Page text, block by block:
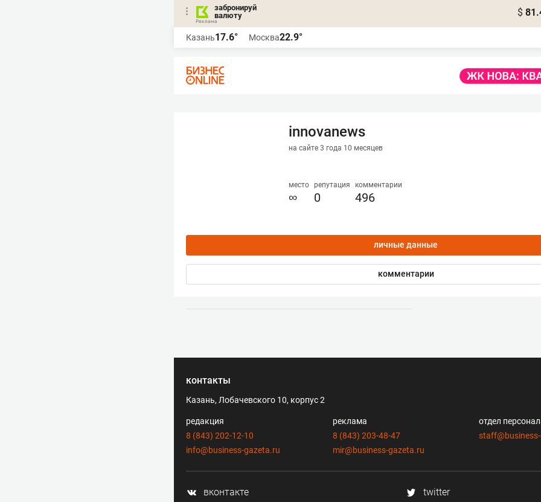
забронируй
валюту
$
Казань17.6° Москва22.9°
innovanews
на сайте 3 года 10 месяцев
место
∞
репутация
0
комментарии
496
личные данные
комментарии
контакты
Казань, Лобачевского 10, корпус 2
редакция
8 (843) 202-12-10
info@business-gazeta.ru
реклама
8 (843) 203-48-47
mir@business-gazeta.ru
отдел
вконтакте
twitter